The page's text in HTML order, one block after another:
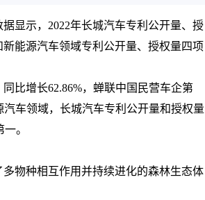
显示，2022年长城汽车专利公开量、授
能源汽车领域专利公开量、授权量四项
比增长62.86%，蝉联中国民营车企第
车领域，长城汽车专利公开量和授权量
。
物种相互作用并持续进化的森林生态体